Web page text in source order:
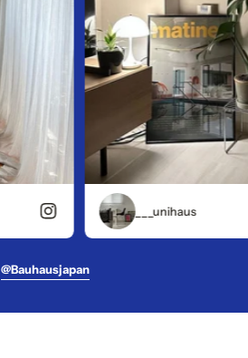
___unihaus
@bauhausjapan